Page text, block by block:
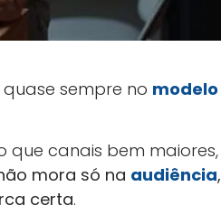
sempre no modelo
que canais bem maiores,
mora só na audiência,
certa.